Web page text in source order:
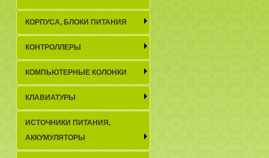
КОРПУСА, БЛОКИ ПИТАНИЯ
КОНТРОЛЛЕРЫ
КОМПЬЮТЕРНЫЕ КОЛОНКИ
КЛАВИАТУРЫ
ИСТОЧНИКИ ПИТАНИЯ,
АККУМУЛЯТОРЫ